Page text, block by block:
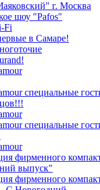
г. Москва
шоу "Pafos"
Fi
в Самаре!
специальные
специальные
фирменного
выпуск"
фирменного